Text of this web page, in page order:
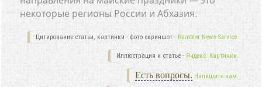
некоторые регионы России и Абхазия.
Цитирование статьи, картинки - фото скриншот - Rambler News Service.
Иллюстрация к статье - Яндекс. Картинки.
Есть вопросы. Напишите нам.